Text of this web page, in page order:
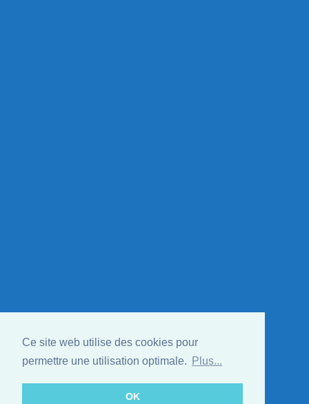
Ce site web utilise des cookies pour
permettre une utilisation optimale.
Plus...
OK